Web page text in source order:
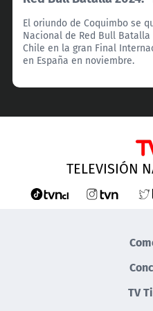
El oriundo de Coquimbo se
Nacional de Red Bull
Chile en la gran Final
en España en noviembre.
TELEVISIÓN
TV